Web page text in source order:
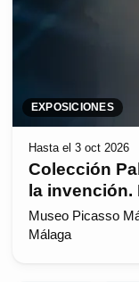
EXPOSICIONES
Hasta el 3 oct 2026
Colección
la
Museo Picasso
Málaga